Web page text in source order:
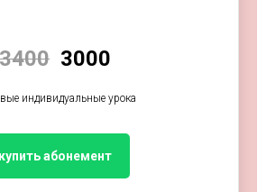
3400 3000
индивидуальные урока
купить абонемент